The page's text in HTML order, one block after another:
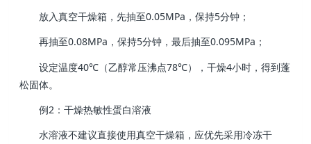
放入真空干燥箱，先抽至0.05MPa，保持5分钟；
再抽至0.08MPa，保持5分钟，最后抽至0.095MPa；
设定温度40℃（乙醇常压沸点78℃），干燥4小时，得到蓬
松固体。
例2：干燥热敏性蛋白溶液
水溶液不建议直接使用真空干燥箱，应优先采用冷冻干